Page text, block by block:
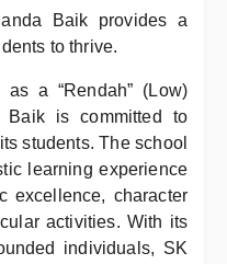
Baik provides a
to thrive.
a “Rendah” (Low)
Baik is committed to
students. The school
learning experience
excellence, character
activities. With its
individuals, SK